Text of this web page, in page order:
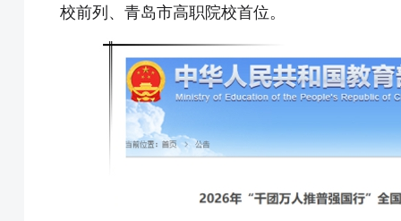
校前列、青岛市高职院校首位。